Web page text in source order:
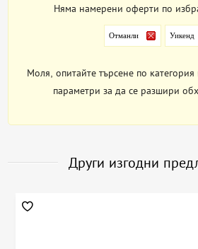
Няма намерени оферти по
Отманли Уикенд
Моля, опитайте търсене по
параметри за да се разшири
Други изгодни